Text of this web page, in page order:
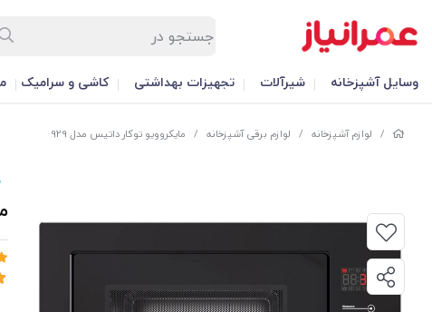
وسایل آشپزخانه شیرآلات تجهیزات بهداشتی کاشی و سرامیک
/ لوازم آشپزخانه / لوازم برقی آشپزخانه / مایکروویو توکار داتیس مدل 929